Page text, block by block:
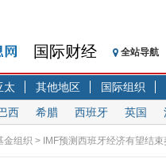
国际财经 全站导航
太 其他地区
国际组织
西 希腊 西班牙 英国
金组织 > IMF预测西班牙经济有望结束